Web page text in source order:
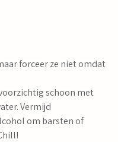
forceer ze niet omdat
schoon met
Vermijd
om barsten of